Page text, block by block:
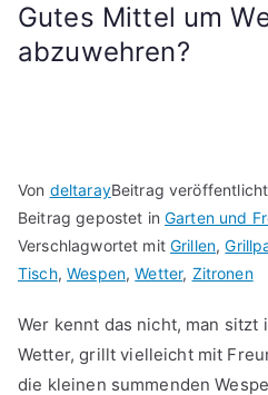
Gutes Mittel um
abzuwehren?
Von deltarayBeitrag
Beitrag gepostet inGarten und
Verschlagwortet mitGrillen,
Tisch,Wespen,Wetter, Zitronen
Wer kennt das nicht, man sitzt
Wetter, grillt vielleicht mit
die kleinen summenden